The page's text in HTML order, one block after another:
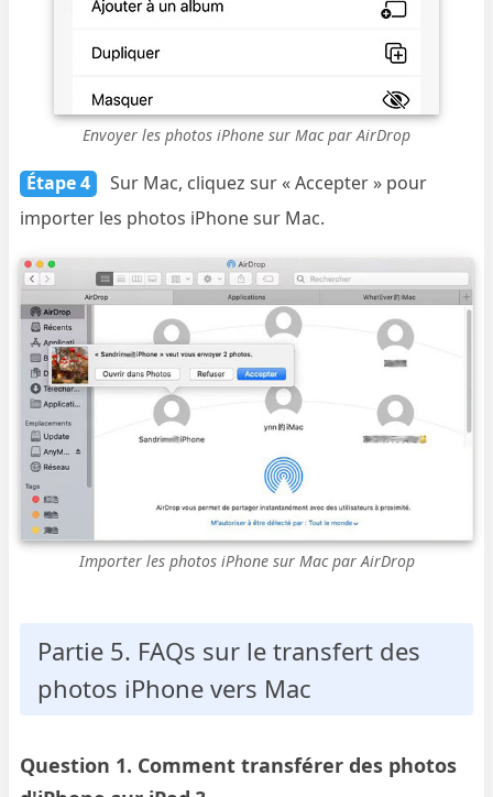
Envoyer les photos iPhone sur Mac par AirDrop
Étape 4
Sur Mac, cliquez sur « Accepter » pour
importer les photos iPhone sur Mac.
Importer les photos iPhone sur Mac par AirDrop
Partie 5. FAQs sur le transfert des
photos iPhone vers Mac
Question 1. Comment transférer des photos